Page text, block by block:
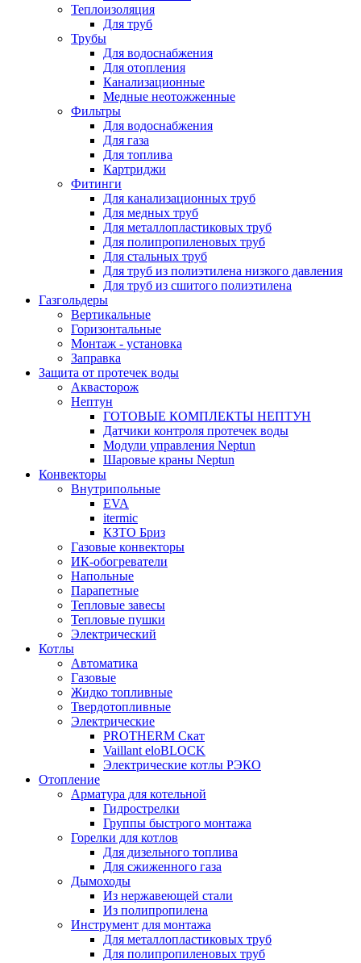
Теплоизоляция
Для труб
Трубы
Для водоснабжения
Для отопления
Канализационные
Медные неотожженные
Фильтры
Для водоснабжения
Для газа
Для топлива
Картриджи
Фитинги
Для канализационных труб
Для медных труб
Для металлопластиковых труб
Для полипропиленовых труб
Для стальных труб
Для труб из полиэтилена низкого давления
Для труб из сшитого полиэтилена
Газгольдеры
Вертикальные
Горизонтальные
Монтаж - установка
Заправка
Защита от протечек воды
Аквасторож
Нептун
ГОТОВЫЕ КОМПЛЕКТЫ НЕПТУН
Датчики контроля протечек воды
Модули управления Neptun
Шаровые краны Neptun
Конвекторы
Внутрипольные
EVA
itermic
КЗТО Бриз
Газовые конвекторы
ИК-обогреватели
Напольные
Парапетные
Тепловые завесы
Тепловые пушки
Электрический
Котлы
Автоматика
Газовые
Жидко топливные
Твердотопливные
Электрические
PROTHERM Скат
Vaillant eloBLOCK
Электрические котлы РЭКО
Отопление
Арматура для котельной
Гидрострелки
Группы быстрого монтажа
Горелки для котлов
Для дизельного топлива
Для сжиженного газа
Дымоходы
Из нержавеющей стали
Из полипропилена
Инструмент для монтажа
Для металлопластиковых труб
Для полипропиленовых труб